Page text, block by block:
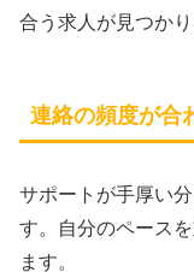
合う求人が見つか
連絡の頻度が合
サポートが手厚い
す。自分のペース
ます。